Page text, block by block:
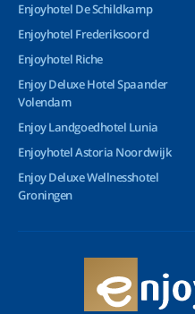
Enjoyhotel De Schildkamp
Enjoyhotel Frederiksoord
Enjoyhotel Riche
Enjoy Deluxe Hotel Spaander
Volendam
Enjoy Landgoedhotel Lunia
Enjoyhotel Astoria Noordwijk
Enjoy Deluxe Wellnesshotel
Groningen